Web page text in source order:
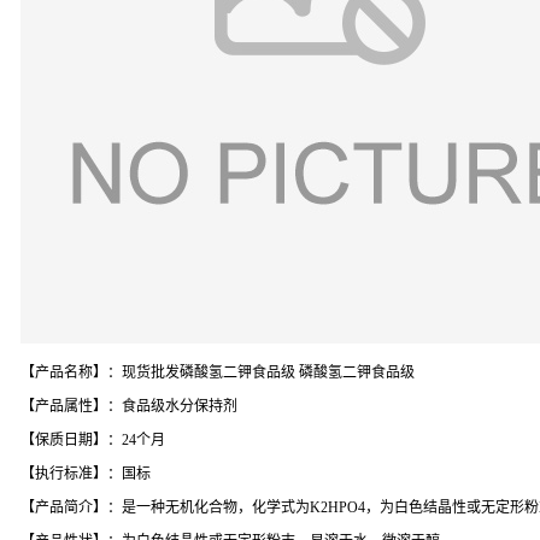
【产品名称】：现货批发磷酸氢二钾食品级 磷酸氢二钾食品级
【产品属性】：食品级水分保持剂
【保质日期】：24个月
【执行标准】：国标
【产品简介】：是一种无机化合物，化学式为K2HPO4，为白色结晶性或无定形